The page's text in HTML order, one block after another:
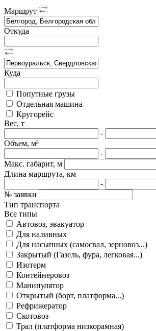
Маршрут
Откуда
Куда
Попутные грузы
Отдельная машина
Кругорейс
Вес, т
-
Объем, м³
-
Макс. габарит, м
Длина маршрута, км
-
№ заявки
Тип транспорта
Все типы
Автовоз, эвакуатор
Для наливных
Для насыпных (самосвал, зерновоз...)
Закрытый (Газель, фура, легковая...)
Изотерм
Контейнеровоз
Манипулятор
Открытый (борт, платформа...)
Рефрижератор
Скотовоз
Трал (платформа низкорамная)